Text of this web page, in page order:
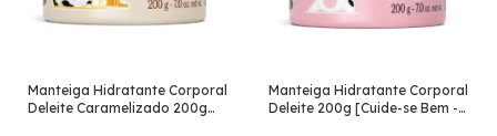
Manteiga Hidratante Corporal
Deleite Caramelizado 200g
Manteiga Hidratante Corporal
Deleite 200g [Cuide-se Bem -